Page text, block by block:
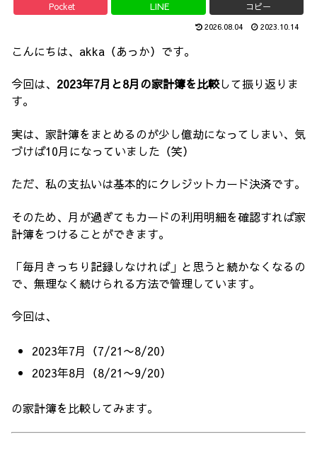
Pocket LINE コピー
2026.08.04 2023.10.14
こんにちは、akka（あっか）です。
今回は、 2023年7月と8月の家計簿を比較して振り返りま
す。
実は、家計簿をまとめるのが少し億劫になってしまい、気
づけば10月になっていました（笑）
ただ、私の支払いは基本的にクレジットカード決済です。
そのため、月が過ぎてもカードの利用明細を確認すれば家
計簿をつけることができます。
「毎月きっちり記録しなければ」と思うと続かなくなるの
で、無理なく続けられる方法で管理しています。
今回は、
2023年7月（7/21〜8/20）
2023年8月（8/21〜9/20）
の家計簿を比較してみます。